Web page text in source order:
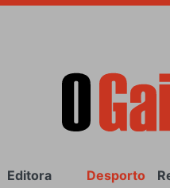
Rodapé Desporto
Editora